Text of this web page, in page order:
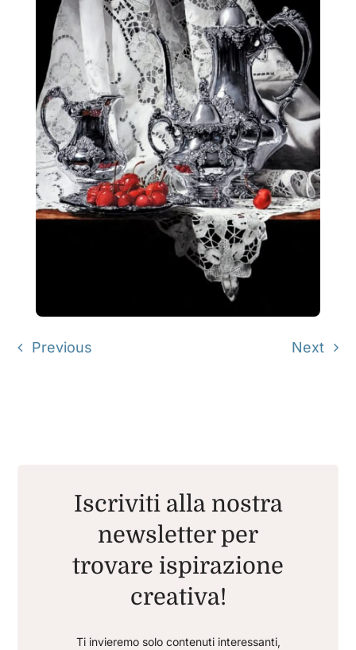
Previous Next
Iscriviti alla nostra
newsletter per
trovare ispirazione
creativa!
Ti invieremo solo contenuti interessanti,